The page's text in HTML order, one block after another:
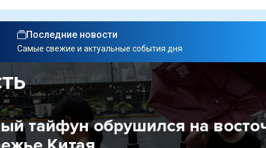
Последние новости
Самые свежие и актуальные события дня